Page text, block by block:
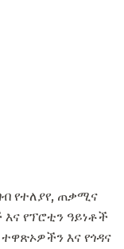
የተለያየ, ጠቃሚና
የፕሮቲን ዓይነቶች
እና የጎዳና